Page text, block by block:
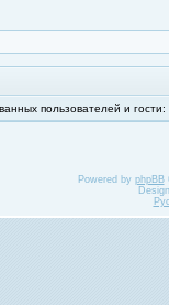
пользователей и гости:
Powered by phpBB